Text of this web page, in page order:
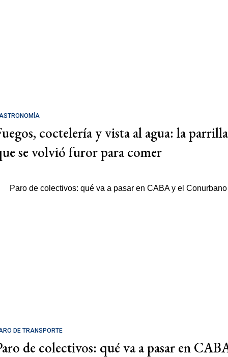
coctelería y vista al agua: la parrilla
se volvió furor para comer
DE TRANSPORTE
de colectivos: qué va a pasar en